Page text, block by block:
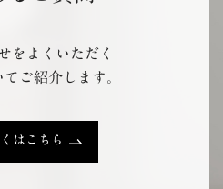
をよくいただく
ご紹介します。
はこちら